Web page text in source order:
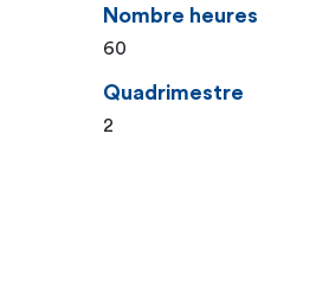
Nombre heures
60
Quadrimestre
2